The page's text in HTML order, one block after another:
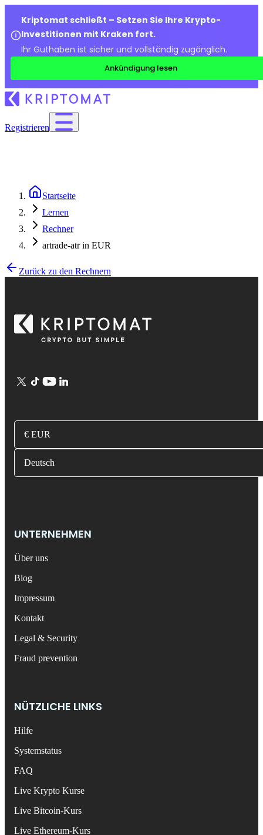
Kriptomat schließt – Setzen Sie Ihre Krypto-
Investitionen mit Kraken fort.
Ihr Guthaben ist sicher und vollständig zugänglich.
Ankündigung lesen
Registrieren
Startseite
Lernen
Rechner
artrade-atr in EUR
Zurück zu den Rechnern
€ EUR
Deutsch
UNTERNEHMEN
Über uns
Blog
Impressum
Kontakt
Legal & Security
Fraud prevention
NÜTZLICHE LINKS
Hilfe
Systemstatus
FAQ
Live Krypto Kurse
Live Bitcoin-Kurs
Live Ethereum-Kurs